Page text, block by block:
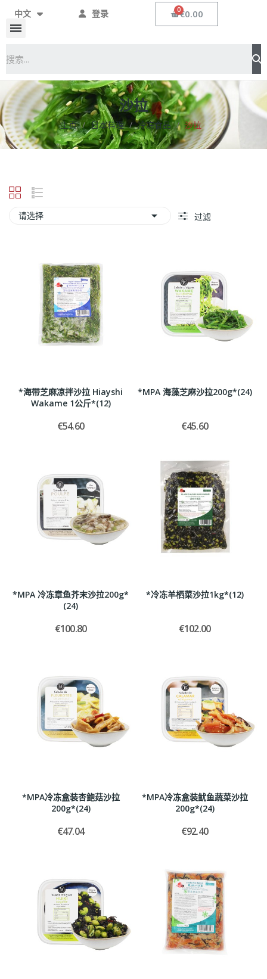
中文 登录 €0.00
沙拉
主页 日本料理 冷冻食品 沙拉
请选择  过滤
*海带芝麻凉拌沙拉 Hiayshi
Wakame 1公斤*(12)
€54.60
*MPA 海藻芝麻沙拉200g*(24)
€45.60
*MPA 冷冻章鱼芥末沙拉200g*
(24)
€100.80
*冷冻羊栖菜沙拉1kg*(12)
€102.00
*MPA冷冻盒装杏鲍菇沙拉
200g*(24)
€47.04
*MPA冷冻盒装鱿鱼蔬菜沙拉
200g*(24)
€92.40